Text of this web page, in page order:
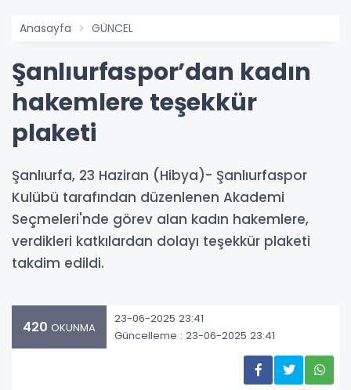
Anasayfa GÜNCEL
Şanlıurfaspor’dan kadın
hakemlere teşekkür
plaketi
Şanlıurfa, 23 Haziran (Hibya)- Şanlıurfaspor
Kulübü tarafından düzenlenen Akademi
Seçmeleri'nde görev alan kadın hakemlere,
verdikleri katkılardan dolayı teşekkür plaketi
takdim edildi.
420 OKUNMA
23-06-2025 23:41
Güncelleme : 23-06-2025 23:41